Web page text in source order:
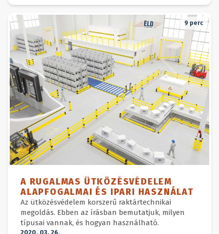
9 perc
A RUGALMAS ÜTKÖZÉSVÉDELEM
ALAPFOGALMAI ÉS IPARI HASZNÁLAT
Az ütközésvédelem korszerű raktártechnikai
megoldás. Ebben az írásban bemutatjuk, milyen
típusai vannak, és hogyan használható.
2020. 03. 26.